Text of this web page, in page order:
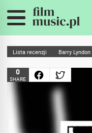
Lista recenzji Barry Lyndon
0
SHARE